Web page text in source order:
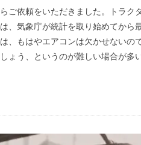
ご依頼をいただきました。トラク
、気象庁が統計を取り始めてから
、もはやエアコンは欠かせないの
ょう、というのが難しい場合が多